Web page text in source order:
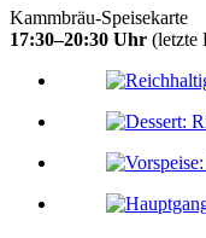
Kammbräu-Speisekarte
17:30–20:30 Uhr (letzte